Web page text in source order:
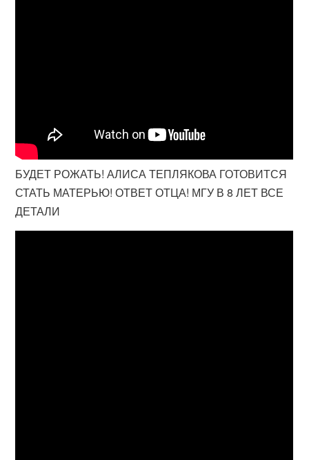
БУДЕТ РОЖАТЬ! АЛИСА ТЕПЛЯКОВА ГОТОВИТСЯ
СТАТЬ МАТЕРЬЮ! ОТВЕТ ОТЦА! МГУ В 8 ЛЕТ ВСЕ
ДЕТАЛИ